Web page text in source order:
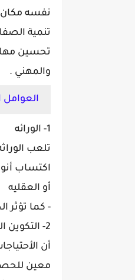
نفسه مكان
تنمية
تحسين
والمهني .
العوامل
1- الورائه
تلعب
اكتساب
أو العقليه
- كما تؤثر
2- التكوين النفسي والعصبي
أن
معين